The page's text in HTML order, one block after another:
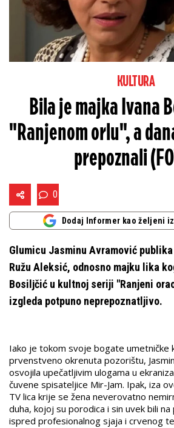
KULTURA
Bila je majka Ivana
"Ranjenom orlu", a
prepoznali
0
Dodaj Informer kao željeni
Glumicu Jasminu Avramović
Ružu Aleksić, odnosno majku lika
Bosilјčić u kultnoj seriji "Ranjeni
izgleda potpuno neprepoznatljivo.
Iako je tokom svoje bogate umetničke
prvenstveno okrenuta pozorištu,
osvojila upečatljivim ulogama u
čuvene spisateljice Mir-Jam. Ipak, iza
TV lica krije se žena neverovatno
duha, kojoj su porodica i sin uvek bili
ispred profesionalnog sjaja i crvenog